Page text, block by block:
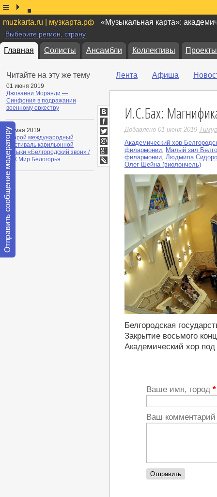
muzkarta.ru | музкарта.рф «Музыкальная карта»:
Выберите регион, страну
Главная Солисты Ансамбли Коллективы Проекты
Читайте на эту же тему
01 июня 2019
Джованни Моранди —
Синфония в подражании
военному оркестру
24 мая 2019
Второй международный
фестиваль карильонной
музыки «Белгородский звон» /
ТРК Мир Белогорья
Лента Афиша
И.С.Бах:
Добавлено 01 июня 2019
Академический хор
филармонии
Малый зал
филармонии Людмила
Олег Шейна (виолончель)
Белгородская
Закрытие восьмого
Академический хор
ВКонтакте
Facebook
Twitter
Мой
Мир
Google+
LiveJournal
Ваше имя, город *
Ваш